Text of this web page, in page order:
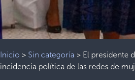
Inicio > Sin categoría > El presidente
incidencia política de las redes de